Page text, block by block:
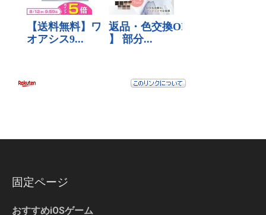
固定ページ
おすすめiOSゲーム